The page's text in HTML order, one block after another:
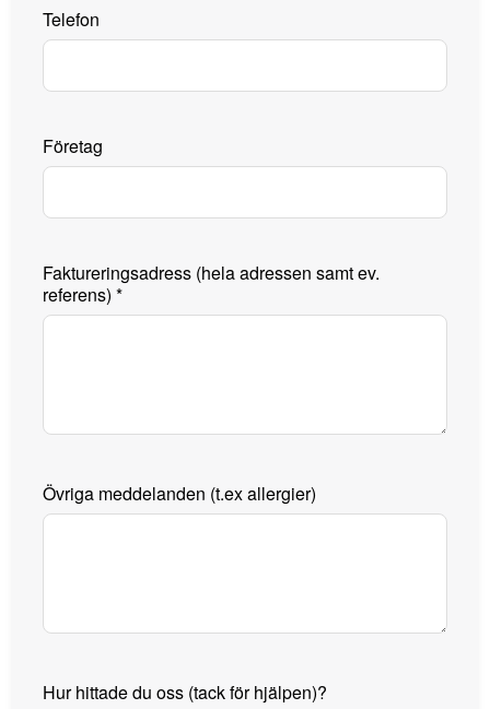
Telefon
Företag
Faktureringsadress (hela adressen samt ev.
referens) *
Övriga meddelanden (t.ex allergier)
Hur hittade du oss (tack för hjälpen)?